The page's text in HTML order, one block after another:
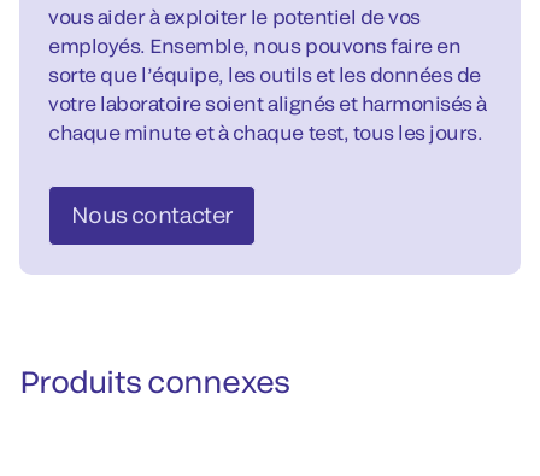
vous aider à exploiter le potentiel de vos
employés. Ensemble, nous pouvons faire en
sorte que l’équipe, les outils et les données de
votre laboratoire soient alignés et harmonisés à
chaque minute et à chaque test, tous les jours.
Nous contacter
Produits connexes